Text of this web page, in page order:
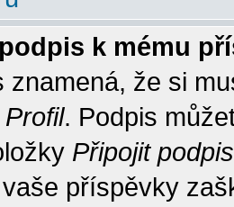
k mému
znamená, že si
Profil. Podpis
Připojit podpis
příspěvky